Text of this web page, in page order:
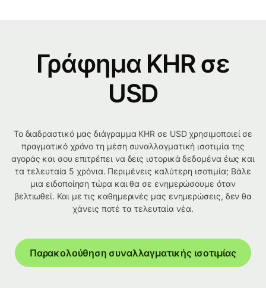
Γράφημα KHR σε
USD
Το διαδραστικό μας διάγραμμα KHR σε USD χρησιμοποιεί σε
πραγματικό χρόνο τη μέση συναλλαγματική ισοτιμία της
αγοράς και σου επιτρέπει να δεις ιστορικά δεδομένα έως και
τα τελευταία 5 χρόνια. Περιμένεις καλύτερη ισοτιμία; Βάλε
μια ειδοποίηση τώρα και θα σε ενημερώσουμε όταν
βελτιωθεί. Και με τις καθημερινές μας ενημερώσεις, δεν θα
χάνεις ποτέ τα τελευταία νέα.
Παρακολούθηση συναλλαγματικής ισοτιμίας